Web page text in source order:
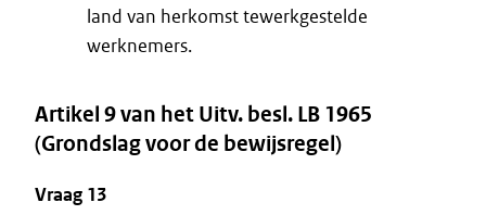
land van herkomst tewerkgestelde
werknemers.
Artikel 9 van het Uitv. besl. LB 1965
(Grondslag voor de bewijsregel)
Vraag 13